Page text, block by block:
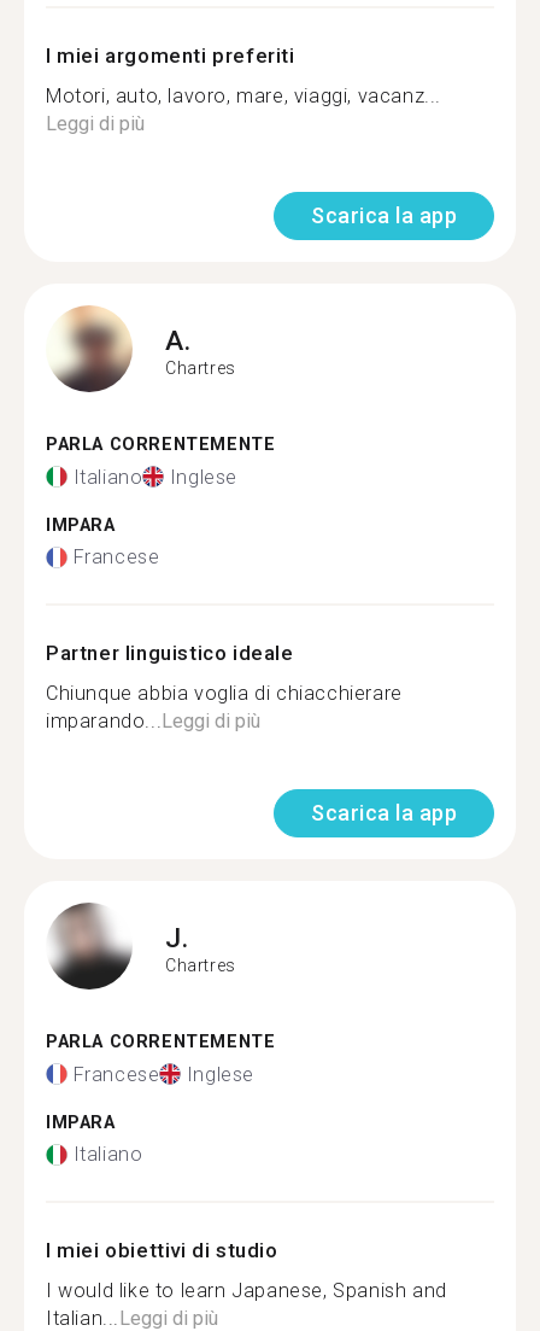
I miei argomenti preferiti
Motori, auto, lavoro, mare, viaggi, vacanz...
Leggi di più
Scarica la app
A.
Chartres
PARLA CORRENTEMENTE
Italiano Inglese
IMPARA
Francese
Partner linguistico ideale
Chiunque abbia voglia di chiacchierare
imparando...Leggi di più
Scarica la app
J.
Chartres
PARLA CORRENTEMENTE
Francese Inglese
IMPARA
Italiano
I miei obiettivi di studio
I would like to learn Japanese, Spanish and
Italian...Leggi di più